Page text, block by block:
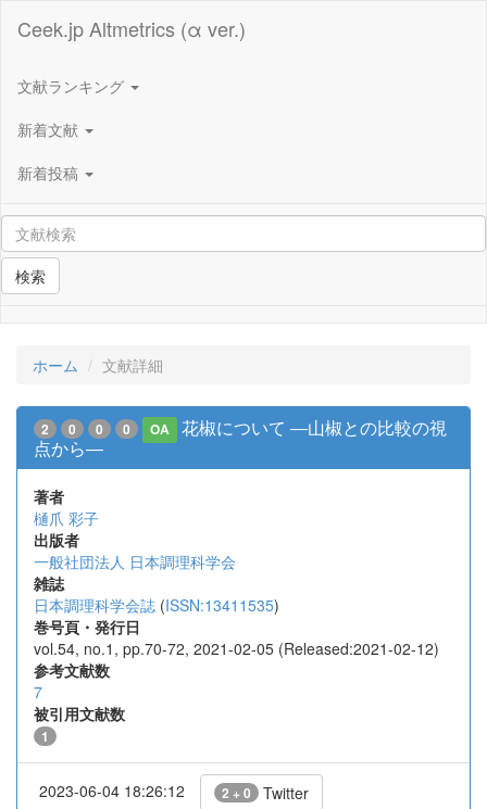
Ceek.jp Altmetrics (α ver.)
文献ランキング
新着文献
新着投稿
検索
ホーム 文献詳細
2 0 0 0 OA
花椒について ―山椒との比較の視
点から―
著者
樋爪 彩子
出版者
一般社団法人 日本調理科学会
雑誌
日本調理科学会誌 (ISSN:13411535)
巻号頁・発行日
vol.54, no.1, pp.70-72, 2021-02-05 (Released:2021-02-12)
参考文献数
7
被引用文献数
1
2023-06-04 18:26:12 2 + 0 Twitter